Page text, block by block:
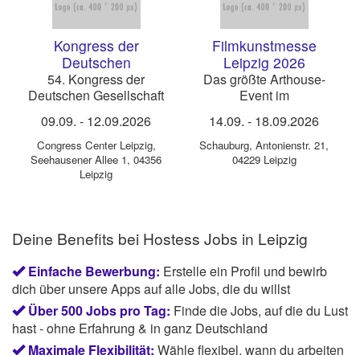
Kongress der
Deutschen
Gesellschaft für
Rheumatologie
(DGRh) 2026
54. Kongress der
Deutschen Gesellschaft
(DGRh)
09.09. - 12.09.2026
Congress Center Leipzig,
Seehausener Allee 1, 04356
Leipzig
Filmkunstmesse
Leipzig 2026
Das größte Arthouse-
Event im
Raum
14.09. - 18.09.2026
Schauburg, Antonienstr. 21,
04229 Leipzig
Deine Benefits bei Hostess Jobs in Leipzig
Einfache Bewerbung: Erstelle ein Profil und bewirb
dich über unsere Apps auf alle Jobs, die du willst
Über 500 Jobs pro Tag: Finde die Jobs, auf die du Lust
hast - ohne Erfahrung & in ganz Deutschland
Maximale Flexibilität: Wähle flexibel, wann du arbeiten